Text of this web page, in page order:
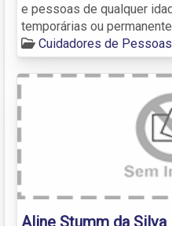
e pessoas de qualquer
temporárias ou
Cuidadores de
Aline Stumm da Silva